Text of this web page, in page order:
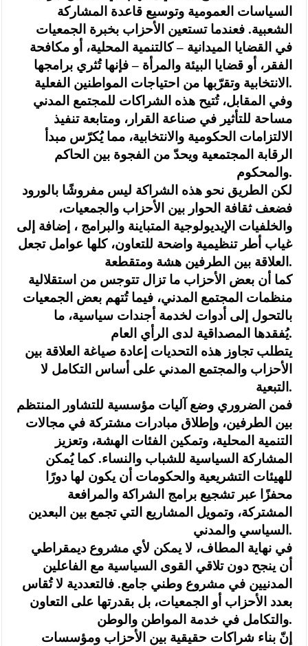
السياسات العمومية وتوسيع قاعدة المشاركة
الشعبية. فعندما تستعين الأحزاب بخبرة الجمعيات
في القضايا الميدانية – كالتنمية المحلية، أو مكافحة
الفقر، أو قضايا البيئة والمرأة – فإنها تُثري برامجها
الانتخابية وتقرّبها من احتياجات المواطنين الفعلية.
وفي المقابل، تُتيح هذه الشراكات للمجتمع المدني
مساحة للتأثير في صناعة القرار، ومتابعة تنفيذ
الالتزامات الحكومية والانتخابية، مما يُكرّس مبدأ
الرقابة المجتمعية ويحدّ من الفجوة بين الحاكم
والمحكوم.
لكن الطريق نحو هذه الشراكة ليس مفروشًا بالورود
فضعف ثقافة الحوار بين الأحزاب والجمعيات،
والخلفيات الإيديولوجية المتباينة والبرامج ، إضافة إلى
غياب أطر تنظيمية واضحة للتعاون، كلها عوامل تجعل
العلاقة بين الطرفين هشة ومتقطعة.
كما أن بعض الأحزاب ما تزال تتوجس من استقلالية
منظمات المجتمع المدني، فيما تُتهم بعض الجمعيات
بالتحول إلى أدوات لخدمة أجندات سياسية، ما
يُفقدها المصداقية لدى الرأي العام.
يتطلب تجاوز هذه التحديات إعادة صياغة العلاقة بين
الأحزاب والمجتمع المدني على أساس التكامل لا
التبعية.
فمن الضروري وضع آليات مؤسسية للتشاور المنتظم
بين الطرفين، وإطلاق مبادرات مشتركة في مجالات
التنمية المحلية، وتمكين الفئات الهشة، وتعزيز
المشاركة السياسية للشباب والنساء. كما يُمكن
للهيئات التشريعية والحكومات أن يكون لها دورًا
محفزًا عبر تشجيع برامج الشراكة والمرافعة
المشتركة، وتمويل المشاريع التي تجمع بين البعدين
السياسي والمدني.
في نهاية المطاف، لا يمكن لأي مشروع ديمقراطي
أن ينجح دون تلاقي القوى السياسية مع الفاعلين
المدنيين في مشروع وطني جامع. فالتعددية لا تُقاس
بعدد الأحزاب أو الجمعيات، بل بقدرتها على التعاون
والتكامل في خدمة المواطن والوطن.
إنّ بناء شراكات حقيقية بين الأحزاب ومؤسسات